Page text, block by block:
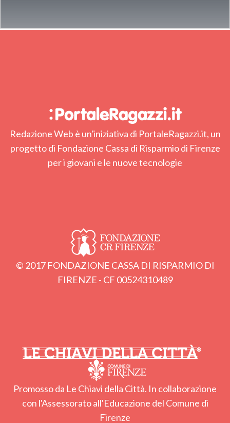
Redazione Web è un'iniziativa di PortaleRagazzi.it, un
progetto di Fondazione Cassa di Risparmio di Firenze
per i giovani e le nuove tecnologie
© 2017 FONDAZIONE CASSA DI RISPARMIO DI
FIRENZE - CF 00524310489
Promosso da Le Chiavi della Città. In collaborazione
con l'Assessorato all'Educazione del Comune di
Firenze